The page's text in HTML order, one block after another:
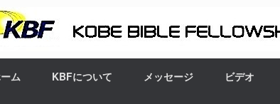
ム KBFについて メッセージ ビデオ